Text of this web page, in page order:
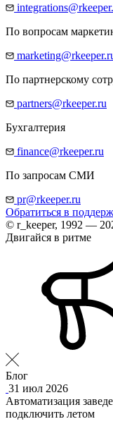
По вопросам
По партнерскому
partners@rkeeper.ru
Бухгалтерия
finance@rkeeper.ru
По запросам СМИ
pr@rkeeper.ru
Обратиться в
© r_keeper, 1992 —
Двигайся в ритме
Блог
31 июл 2026
Автоматизация
подключить летом